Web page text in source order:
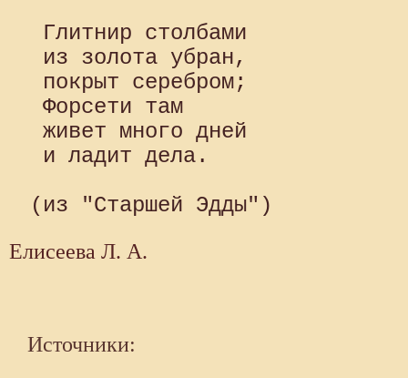
Глитнир столбами
из золота убран,
покрыт серебром;
Форсети там
живет много дней
и ладит дела.
Елисеева Л. А.
Источники: